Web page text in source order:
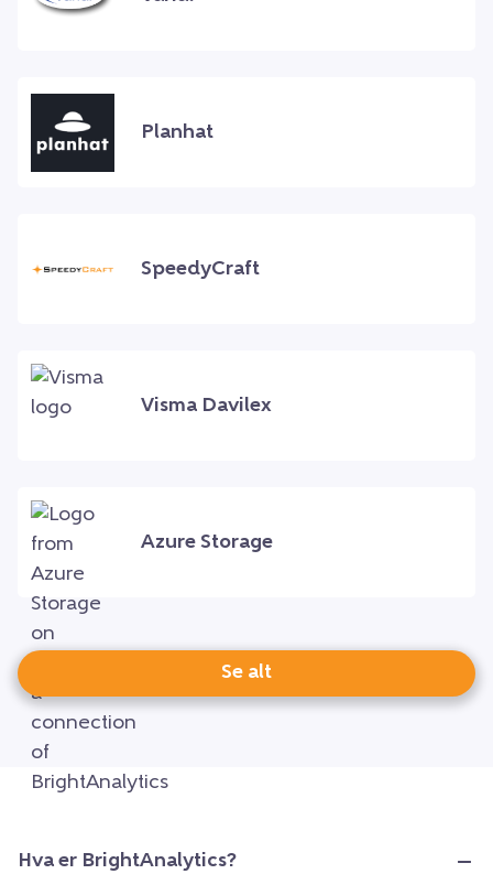
Planhat
SpeedyCraft
Visma Davilex
Azure Storage
Se alt
Hva er BrightAnalytics?